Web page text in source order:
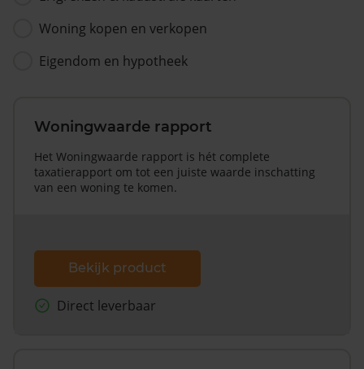
Woning kopen en verkopen
Eigendom en hypotheek
Woningwaarde rapport
Het Woningwaarde rapport is hét complete
taxatierapport om tot een juiste waarde inschatting
van een woning te komen.
Bekijk product
Direct leverbaar